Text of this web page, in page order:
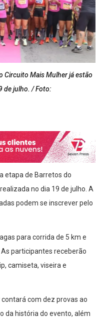
Circuito Mais Mulher já estão
de julho. / Foto:
etapa de Barretos do
no dia 19 de julho. A
podem se inscrever pelo
para corrida de 5 km e
participantes receberão
camiseta, viseira e
com dez provas ao
da história do evento, além